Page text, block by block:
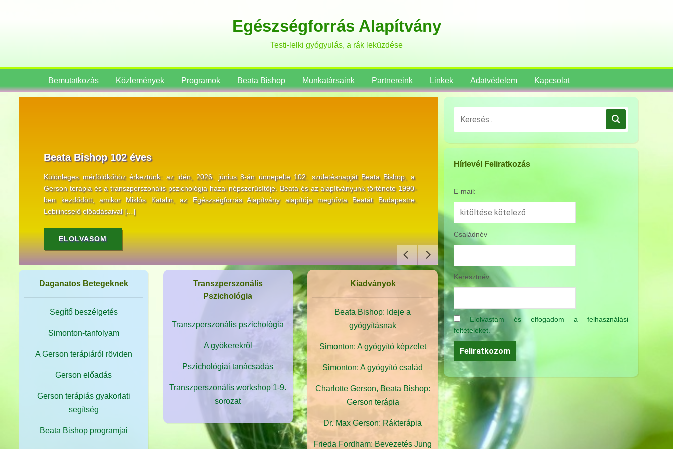
Egészségforrás Alapítvány
Testi-lelki gyógyulás, a rák leküzdése
Bemutatkozás Közlemények Programok Beata Bishop Munkatársaink Partnereink Linkek Adatvédelem Kapcsolat
Beata Bishop 102 éves
Különleges mérföldkőhöz érkeztünk: az idén, 2026. június 8-án ünnepelte 102. születésnapját Beata Bishop, a
Gerson terápia és a transzperszonális pszichológia hazai népszerűsítője. Beata és az alapítványunk története 1990-
ben kezdődött, amikor Miklós Katalin, az Egészségforrás Alapítvány alapítója meghívta Beatát Budapestre.
Lebilincselő előadásaival […]
ELOLVASOM
🌟 Mi a titka Beata Bishop 102. évében is
Alapítványunk kurátorai, Kovács Dóra és Dr. Nagy Melánia
foglalkoztat: „Beata, hogyan tudod megőrizni az elméd ilyen
ELOLVASOM
Daganatos Betegeknek
Segítő beszélgetés
Simonton-tanfolyam
A Gerson terápiáról röviden
Gerson előadás
Gerson terápiás gyakorlati
segítség
Beata Bishop programjai
Transzperszonális
Pszichológia
Transzperszonális pszichológia
A gyökerekről
Pszichológiai tanácsadás
Transzperszonális workshop 1-9.
sorozat
Kiadványok
Beata Bishop: Ideje a
gyógyításnak
Simonton: A gyógyító képzelet
Simonton: A gyógyító család
Charlotte Gerson, Beata Bishop:
Gerson terápia
Dr. Max Gerson: Rákterápia
Frieda Fordham: Bevezetés Jung
Hírlevél Feliratkozás
E-mail:
Családnév
Keresztnév
Elolvastam és elfogadom a felhasználási
feltételeket.